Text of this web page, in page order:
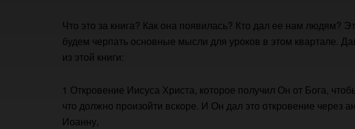
Что это за книга? Как она появилась? Кто дал ее нам людям?
будем черпать основные мысли для уроков в этом квартале.
из этой книги:
1 Откровение Иисуса Христа, которое получил Он от Бога,
что должно произойти вскоре. И Он дал это откровение через
Иоанну,